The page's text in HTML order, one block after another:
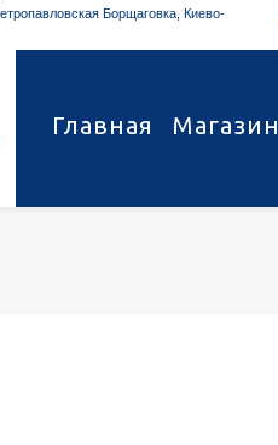
Борщаговка, Киево-
Главная Магазин